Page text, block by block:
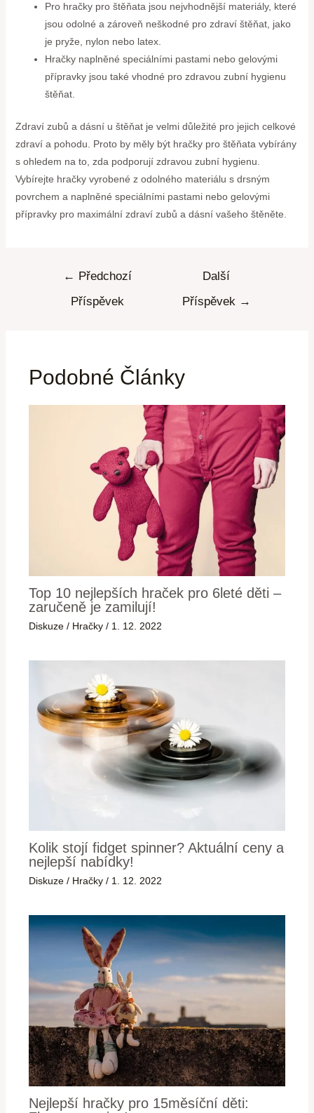
Pro hračky pro štěňata jsou nejvhodnější materiály, které
jsou odolné a zároveň neškodné pro zdraví štěňat, jako
je pryže, nylon nebo latex.
Hračky naplněné speciálními pastami nebo gelovými
přípravky jsou také vhodné pro zdravou zubní hygienu
štěňat.
Zdraví zubů a dásní u štěňat je velmi důležité pro jejich celkové
zdraví a pohodu. Proto by měly být hračky pro štěňata vybírány
s ohledem na to, zda podporují zdravou zubní hygienu.
Vybírejte hračky vyrobené z odolného materiálu s drsným
povrchem a naplněné speciálními pastami nebo gelovými
přípravky pro maximální zdraví zubů a dásní vašeho štěněte.
← Předchozí
Příspěvek
Další
Příspěvek →
Podobné Články
Top 10 nejlepších hraček pro 6leté děti –
zaručeně je zamilují!
Diskuze / Hračky / 1. 12. 2022
Kolik stojí fidget spinner? Aktuální ceny a
nejlepší nabídky!
Diskuze / Hračky / 1. 12. 2022
Nejlepší hračky pro 15měsíční děti: